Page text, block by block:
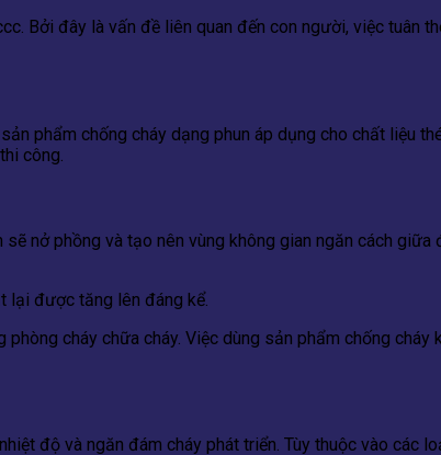
Bởi đây là vấn đề liên quan đến con người, việc tuân
phẩm chống cháy dạng phun áp dụng cho chất liệu
công.
nở phồng và tạo nên vùng không gian ngăn cách giữa
lại được tăng lên đáng kể.
cháy chữa cháy. Việc dùng sản phẩm chống
độ và ngăn đám cháy phát triển. Tùy thuộc vào các